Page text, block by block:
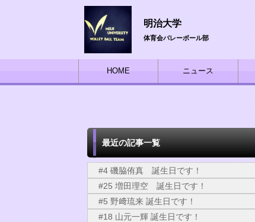
明治大学
体育会バレーボール部
HOME ニュース
最近の記事一覧
#4 磯脇侑真 誕生日です！
#25 増田理空 誕生日です！
#5 野﨑琉来 誕生日です！
#18 山元一輝 誕生日です！